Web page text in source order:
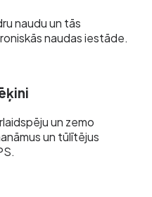
naudu un tās
naudas iestāde.
un zemo
un tūlītējus